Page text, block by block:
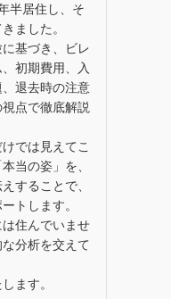
半居住し、そ
ました。
基づき、ビレ
初期費用、入
退去時の注意
点で徹底解説
では見えてこ
当の姿」を、
することで、
トします。
は住んでいませ
分析を交えて
ます。